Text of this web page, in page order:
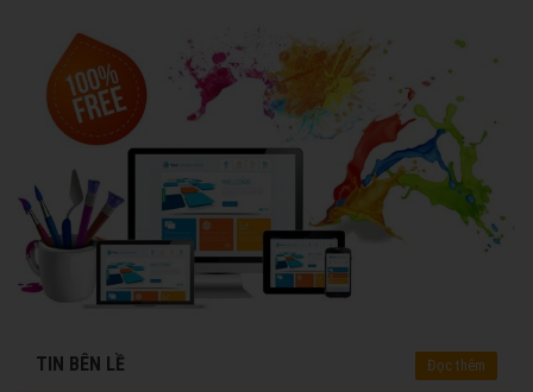
TIN BÊN LỀ Đọc thêm